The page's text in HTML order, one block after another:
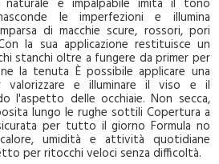
e impalpabile imita il tono
le imperfezioni e illumina
di macchie scure, rossori, pori
la sua applicazione restituisce un
stanchi oltre a fungere da primer per
la tenuta È possibile applicare una
valorizzare e illuminare il viso e il
l'aspetto delle occhiaie. Non secca,
lungo le rughe sottili Copertura a
per tutto il giorno Formula no
umidità e attività quotidiane
per ritocchi veloci senza difficoltà.